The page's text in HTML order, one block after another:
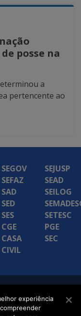
posse na
a
pertencente ao
SEGOV
SEFAZ
SAD
SED
SES
CGE
CASA
CIVIL
SEJUSP
SEAD
SEILOG
SETESC
PGE
SEC
experiência